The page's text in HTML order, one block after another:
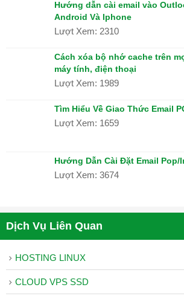
Máy
Chủ
Riêng
Hướng dẫn cài email vào
Android Và Iphone
Lượt Xem: 2310
Cách xóa bộ nhớ cache trên
máy tính, điện thoại
Lượt Xem: 1989
Tìm Hiểu Về Giao Thức Email
Lượt Xem: 1659
Hướng Dẫn Cài Đặt Email Pop/
Lượt Xem: 3674
Dịch Vụ Liên Quan
HOSTING LINUX
CLOUD VPS SSD